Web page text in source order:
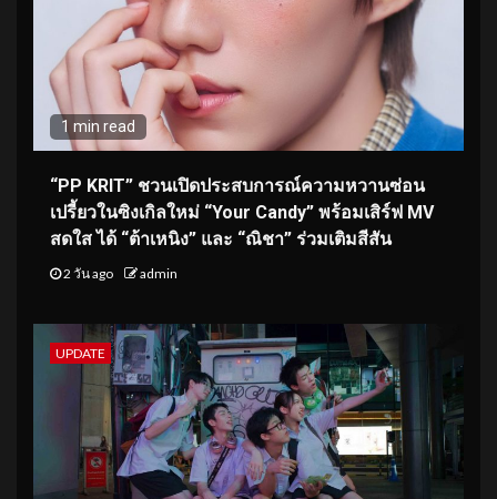
1 min read
“PP KRIT” ชวนเปิดประสบการณ์ความหวานซ่อน
เปรี้ยวในซิงเกิลใหม่ “Your Candy” พร้อมเสิร์ฟ MV
สดใส ได้ “ต้าเหนิง” และ “ณิชา” ร่วมเติมสีสัน
2 วัน ago admin
UPDATE